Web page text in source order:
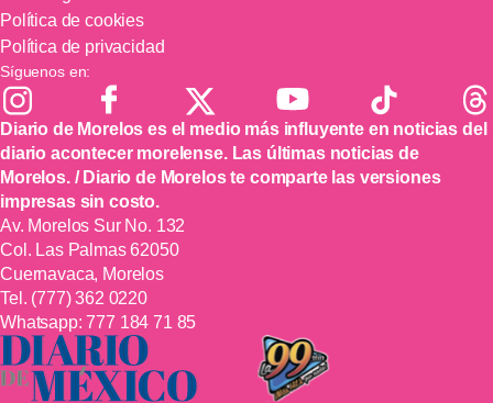
Política de cookies
Política de privacidad
Síguenos en:
Diario de Morelos es el medio más influyente en noticias del
diario acontecer morelense. Las últimas noticias de
Morelos. / Diario de Morelos te comparte las versiones
impresas sin costo.
Av. Morelos Sur No. 132
Col. Las Palmas 62050
Cuernavaca, Morelos
Tel. (777) 362 0220
Whatsapp:777 184 71 85